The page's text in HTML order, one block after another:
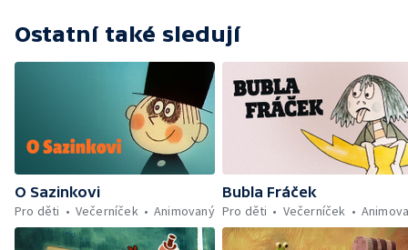
Ostatní také sledují
O Sazinkovi
Pro děti
Večerníček Animovaný
Bubla Fráček
Pro děti
Večerníček